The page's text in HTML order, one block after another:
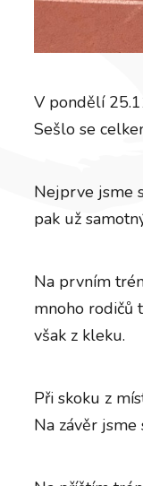
V pondělí
Sešlo se
Nejprve jsme
pak už
Na prvním
mnoho rodičů
však z kleku.
Při skoku z
Na závěr